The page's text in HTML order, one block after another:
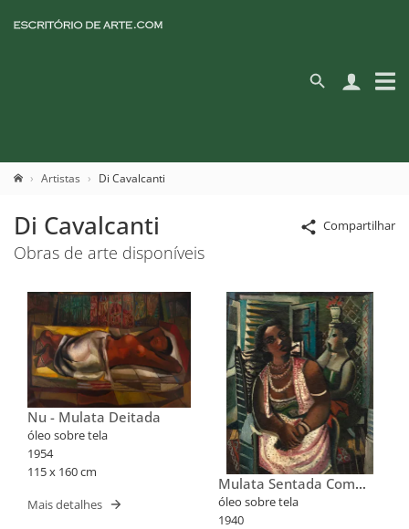
Artistas Di Cavalcanti
Compartilhar
Di Cavalcanti
Obras de arte disponíveis
Nu - Mulata Deitada
óleo sobre tela
1954
115 x 160 cm
Mais detalhes
Mulata Sentada Com
Colares
óleo sobre tela
1940